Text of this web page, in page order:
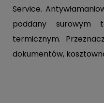
Service.
poddany surowym
termicznym.
dokumentów,